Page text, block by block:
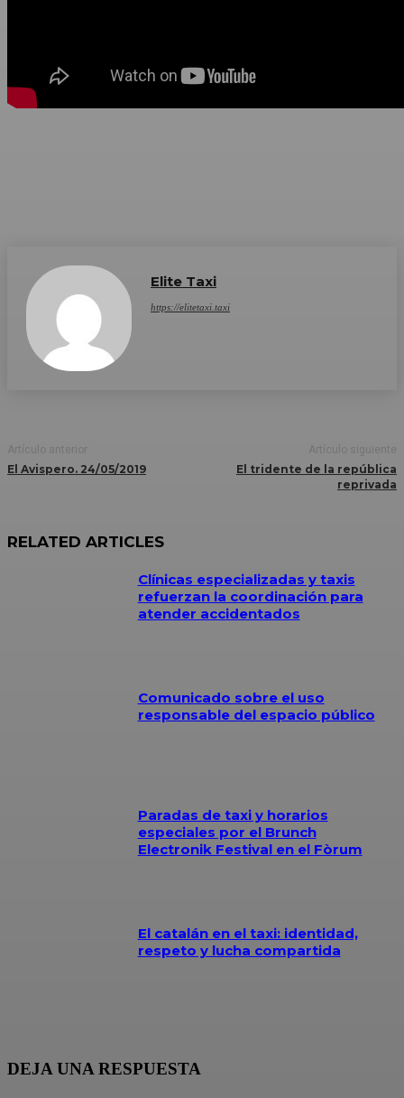
Elite Taxi
https://elitetaxi.taxi
El Avispero. 24/05/2019
El tridente de la república
reprivada
RELATED ARTICLES
Clínicas especializadas y taxis
refuerzan la coordinación para
atender accidentados
Comunicado sobre el uso
responsable del espacio público
Paradas de taxi y horarios
especiales por el Brunch
Electronik Festival en el Fòrum
El catalán en el taxi: identidad,
respeto y lucha compartida
DEJA UNA RESPUESTA